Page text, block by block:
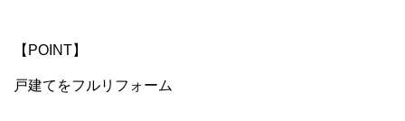
【POINT】
戸建てをフルリフォーム